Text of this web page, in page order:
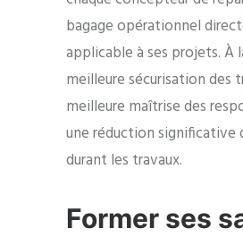
bagage opérationnel
applicable à ses projets. À
meilleure sécurisation des
meilleure maîtrise des
une réduction significative
durant les travaux.
Former ses